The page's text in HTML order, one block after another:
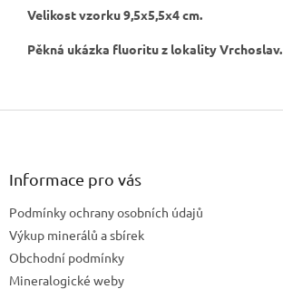
Velikost vzorku 9,5x5,5x4 cm.
Pěkná ukázka fluoritu z lokality Vrchoslav.
Z
Informace pro vás
Podmínky ochrany osobních údajů
Výkup minerálů a sbírek
Obchodní podmínky
Mineralogické weby